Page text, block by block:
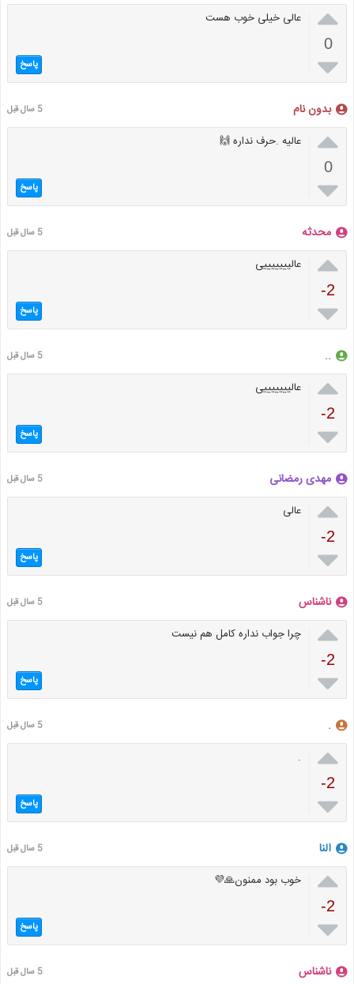

0

عالی خیلی خوب هست
پاسخ
بدون نام 5 سال قبل

0

عالیه .حرف نداره 🙌
پاسخ
محدثه 5 سال قبل

-2

عالیییییییی
پاسخ
.. 5 سال قبل

-2

عالیییییییی
پاسخ
مهدی رمضانی 5 سال قبل

-2

عالی
پاسخ
ناشناس 5 سال قبل

-2

چرا جواب نداره کامل هم نیست
پاسخ
. 5 سال قبل

-2

.
پاسخ
النا 5 سال قبل

-2

خوب بود ممنون🙏💜
پاسخ
ناشناس 5 سال قبل